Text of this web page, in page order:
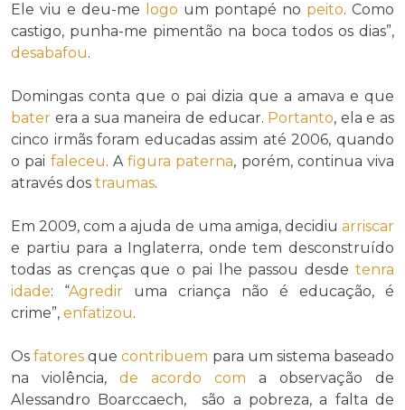
Ele viu e deu-me
logo um pontapé no peito. Como
castigo, punha-me pimentão na boca todos os dias”,
desabafou.
Domingas conta que o pai dizia que a amava e que
bater era a sua maneira de educar. Portanto, ela e as
cinco irmãs foram educadas assim até 2006, quando
o pai faleceu. A figura paterna, porém, continua viva
através dos traumas.
Em 2009, com a ajuda de uma amiga, decidiu arriscar
e partiu para a Inglaterra, onde tem desconstruído
todas as crenças que o pai lhe passou desde tenra
idade: “Agredir uma criança não é educação, é
crime”, enfatizou.
Osfatores quecontribuem para um sistema baseado
na violência, de acordo com a observação de
Alessandro Boarccaech, são a pobreza, a falta de